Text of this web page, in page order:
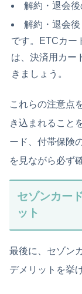
解約・退会
解約・退会
です。ETCカー
は、決済用カー
きましょう。
これらの注意点
き込まれること
ード、付帯保険
を見ながら必ず
セゾンカー
ット
最後に、セゾン
デメリットを挙